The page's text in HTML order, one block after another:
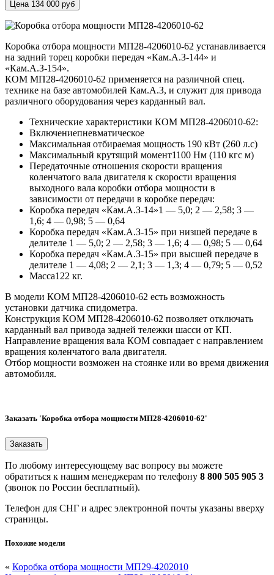
Цена 134 000 руб
Коробка отбора мощности МП28-4206010-62 устанавливается
на задний торец коробки передач «Кам.А.З-144» и
«Кам.А.З-154».
КОМ МП28-4206010-62 применяется на различной спец.
технике на базе автомобилей Кам.А.З, и служит для привода
различного оборудования через карданный вал.
Технические характеристики КОМ МП28-4206010-62:
Включениепневматическое
Максимальная отбираемая мощность 190 кВт (260 л.с)
Максимальный крутящий момент1100 Нм (110 кгс м)
Передаточные отношения скорости вращения
коленчатого вала двигателя к скорости вращения
выходного вала коробки отбора мощности в
зависимости от передачи в коробке передач:
Коробка передач «Кам.А.З-14»1 — 5,0; 2 — 2,58; 3 —
1,6; 4 — 0,98; 5 — 0,64
Коробка передач «Кам.А.З-15» при низшей передаче в
делителе 1 — 5,0; 2 — 2,58; 3 — 1,6; 4 — 0,98; 5 — 0,64
Коробка передач «Кам.А.З-15» при высшей передаче в
делителе 1 — 4,08; 2 — 2,1; 3 — 1,3; 4 — 0,79; 5 — 0,52
Масса122 кг.
В модели КОМ МП28-4206010-62 есть возможность
установки датчика спидометра.
Конструкция КОМ МП28-4206010-62 позволяет отключать
карданный вал привода задней тележки шасси от КП.
Направление вращения вала КОМ совпадает с направлением
вращения коленчатого вала двигателя.
Отбор мощности возможен на стоянке или во время движения
автомобиля.
Заказать 'Коробка отбора мощности МП28-4206010-62'
По любому интересующему вас вопросу вы можете
обратиться к нашим менеджерам по телефону 8 800 505 905 3
(звонок по России бесплатный).
Телефон для СНГ и адрес электронной почты указаны вверху
страницы.
Похожие модели
« Коробка отбора мощности МП29-4202010